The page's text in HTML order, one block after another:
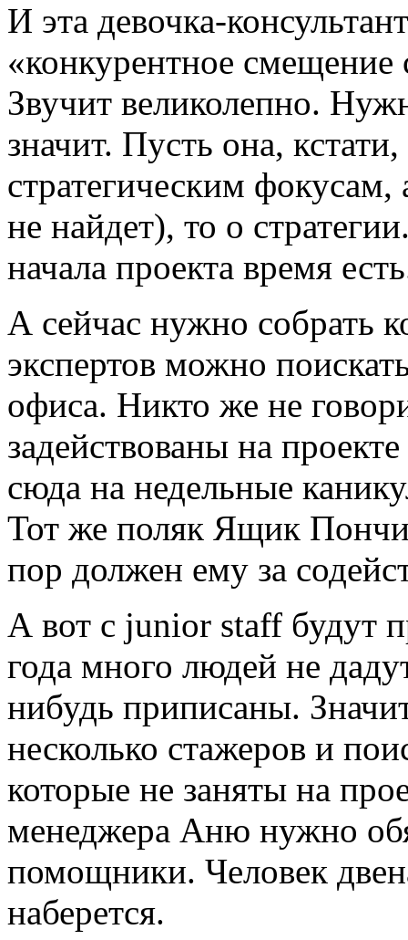
И эта девочка-
«конкурентное смещение
Звучит великолепно.
значит. Пусть она,
стратегическим фокусам,
не найдет), то о
начала проекта время
А сейчас нужно собрать
экспертов можно
офиса. Никто же не
задействованы на
сюда на недельные
Тот же поляк Ящик
пор должен ему за
А вот с junior staff будут
года много людей не
нибудь приписаны.
несколько стажеров и
которые не заняты на
менеджера Аню нужно
помощники. Человек
наберется.